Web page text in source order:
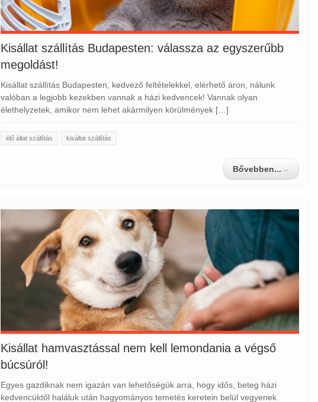
Kisállat szállítás Budapesten: válassza az egyszerűbb
megoldást!
Kisállat szállítás Budapesten, kedvező feltételekkel, elérhető áron, nálunk
valóban a legjobb kezekben vannak a házi kedvencek! Vannak olyan
élethelyzetek, amikor nem lehet akármilyen körülmények […]
élő állat szállítás kisállat szállítás
Bővebben... →
Kisállat hamvasztással nem kell lemondania a végső
búcsúról!
Egyes gazdiknak nem igazán van lehetőségük arra, hogy idős, beteg házi
kedvencüktől haláluk után hagyományos temetés keretein belül vegyenek